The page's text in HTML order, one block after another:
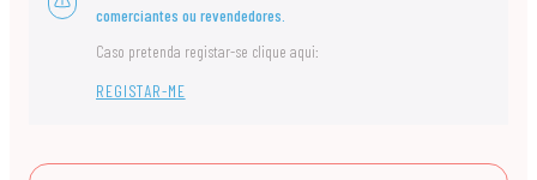
comerciantes ou revendedores.
Caso pretenda registar-se clique aqui:
REGISTAR-ME